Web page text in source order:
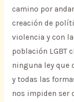
camino por
creación de
violencia y con
población LGBT
ninguna ley que
y todas las
nos impiden ser